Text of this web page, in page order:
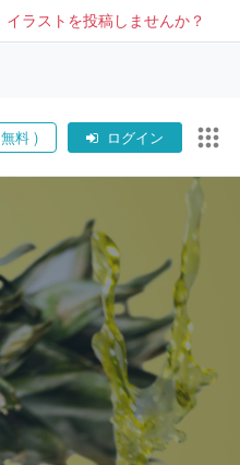
イラストを投稿しませんか？
料 ) ログイン